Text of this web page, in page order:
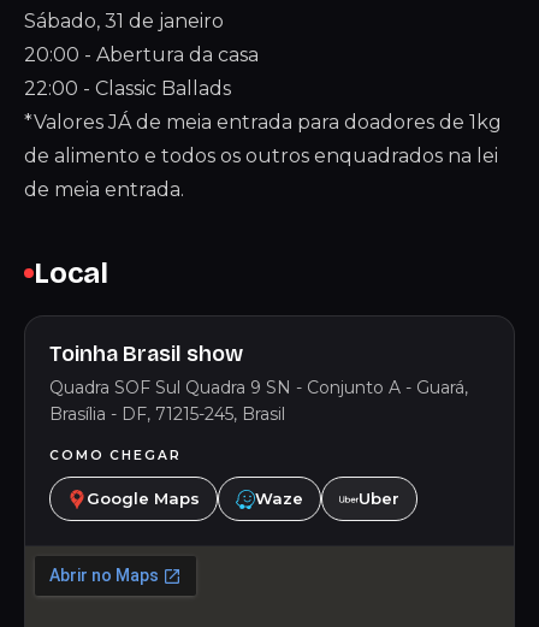
Sábado, 31 de janeiro
20:00 - Abertura da casa
22:00 - Classic Ballads
*Valores JÁ de meia entrada para doadores de 1kg
de alimento e todos os outros enquadrados na lei
de meia entrada.
Local
Toinha Brasil show
Quadra SOF Sul Quadra 9 SN - Conjunto A - Guará,
Brasília - DF, 71215-245, Brasil
COMO CHEGAR
Google Maps Waze Uber